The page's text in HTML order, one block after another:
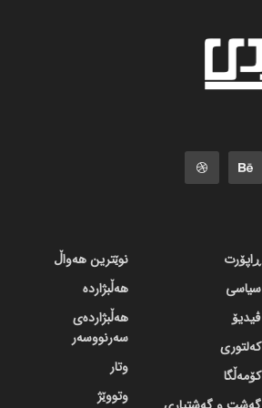
ڕاپۆرت
سیاسی
ڤیدیۆ
کەلتوری
کۆمەڵگا
نوێترین هەواڵ
هەڵبژاردە
هەڵبژاردەی
سەرنووسەر
وتار
وتووێژ